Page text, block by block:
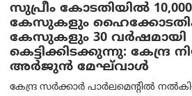
സുപ്രീം കോടതിയിൽ
കേസുകളും
കേസുകളും 30 വർഷമായി
കെട്ടിക്കിടക്കുന്നു: കേന്ദ്ര
അര്‍ജുന്‍ മേഘ്‌വാള്‍
കേന്ദ്ര സർക്കാർ പാർലമെന്റിൽ